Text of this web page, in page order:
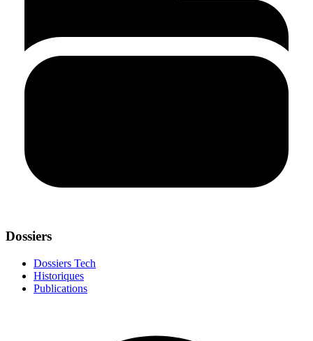
Dossiers
Dossiers Tech
Historiques
Publications